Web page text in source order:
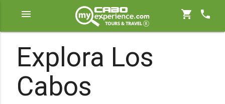
menu shopping_cart phone
Explora Los
Cabos